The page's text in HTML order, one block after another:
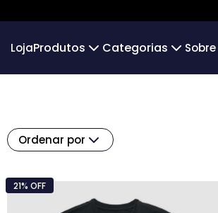
LojaProdutos
Camiseta Oversized
Categorias
Futsal
Sobre
Ordenar por
21% OFF